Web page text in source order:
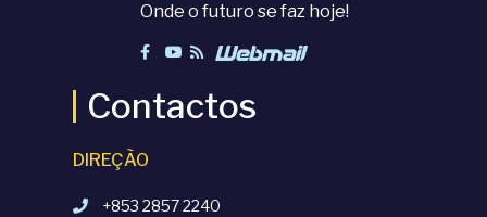
Onde o futuro se faz hoje!
Contactos
DIREÇÃO
+853 2857 2240